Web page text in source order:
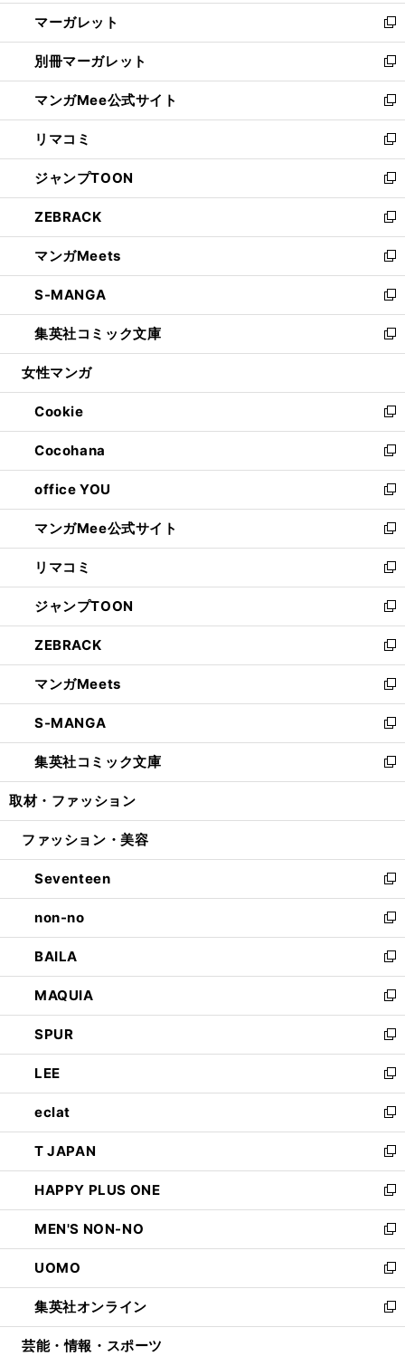
く
ウ
で
開
く
ン
ド
ウ
で
開
く
し
い
ウ
ィ
ン
ド
ウ
で
開
く
マーガレット
新
し
い
ウ
ィ
ン
ド
ウ
で
開
く
別冊マーガレット
新
し
い
ウ
ィ
ン
ド
ウ
で
開
く
マンガMee公式サイト
新
し
い
ウ
ィ
ン
ド
ウ
で
開
く
リマコミ
新
し
い
ウ
ィ
ン
ド
ウ
で
開
く
ジャンプTOON
新
し
い
ウ
ィ
ン
ド
ウ
で
開
ZEBRACK
新
し
い
ウ
ィ
ン
ド
ウ
開
く
マンガMeets
新
し
い
ウ
ィ
ン
ウ
で
開
く
S-MANGA
新
し
い
ウ
ン
ド
ウ
で
開
く
集英社コミック文庫
新
し
ウ
ィ
ン
ド
ウ
で
開
く
女性マンガ
Cookie
新
し
い
ウ
ィ
ン
ド
ウ
で
開
く
Cocohana
新
し
い
ウ
ィ
ン
ド
ウ
で
開
く
office YOU
新
し
い
ウ
ィ
ン
ド
ウ
で
開
く
マンガMee公式サイト
新
し
い
ウ
ィ
ン
ド
ウ
で
開
く
リマコミ
新
し
い
ウ
ィ
ン
ド
ウ
で
開
く
ジャンプTOON
新
し
い
ウ
ィ
ン
ド
ウ
で
開
ZEBRACK
新
し
い
ウ
ィ
ン
ド
ウ
開
マンガMeets
新
し
い
ウ
ィ
ン
ウ
開
く
S-MANGA
新
し
い
ウ
ン
ウ
で
開
く
集英社コミック文庫
新
し
ウ
ン
ド
ウ
で
開
く
取材・ファッション
ファッション・美容
Seventeen
新
し
い
ウ
ィ
ン
ド
ウ
で
開
く
non-no
新
し
い
ウ
ィ
ン
ド
ウ
で
開
く
BAILA
新
し
い
ウ
ィ
ン
ド
ウ
で
開
く
MAQUIA
新
し
い
ウ
ィ
ン
ド
ウ
で
開
く
SPUR
新
し
い
ウ
ィ
ン
ド
ウ
で
開
く
LEE
新
し
い
ウ
ィ
ン
ド
ウ
で
開
く
eclat
新
し
い
ウ
ィ
ン
ド
ウ
で
開
く
T JAPAN
新
し
い
ウ
ィ
ン
ド
ウ
で
開
HAPPY PLUS ONE
新
し
い
ウ
ィ
ン
ド
ウ
MEN'S NON-NO
新
し
い
ウ
ィ
ン
UOMO
新
し
い
ウ
集英社オンライン
新
し
芸能・情報・スポーツ